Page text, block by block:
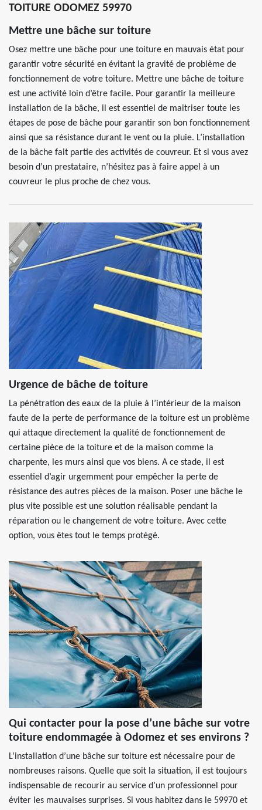
TOITURE ODOMEZ 59970
Mettre une bâche sur toiture
Osez mettre une bâche pour une toiture en mauvais état pour
garantir votre sécurité en évitant la gravité de problème de
fonctionnement de votre toiture. Mettre une bâche de toiture
est une activité loin d’être facile. Pour garantir la meilleure
installation de la bâche, il est essentiel de maitriser toute les
étapes de pose de bâche pour garantir son bon fonctionnement
ainsi que sa résistance durant le vent ou la pluie. L’installation
de la bâche fait partie des activités de couvreur. Et si vous avez
besoin d’un prestataire, n’hésitez pas à faire appel à un
couvreur le plus proche de chez vous.
Urgence de bâche de toiture
La pénétration des eaux de la pluie à l’intérieur de la maison
faute de la perte de performance de la toiture est un problème
qui attaque directement la qualité de fonctionnement de
certaine pièce de la toiture et de la maison comme la
charpente, les murs ainsi que vos biens. A ce stade, il est
essentiel d’agir urgemment pour empêcher la perte de
résistance des autres pièces de la maison. Poser une bâche le
plus vite possible est une solution réalisable pendant la
réparation ou le changement de votre toiture. Avec cette
option, vous êtes tout le temps protégé.
Qui contacter pour la pose d’une bâche sur votre
toiture endommagée à Odomez et ses environs ?
L’installation d’une bâche sur toiture est nécessaire pour de
nombreuses raisons. Quelle que soit la situation, il est toujours
indispensable de recourir au service d’un professionnel pour
éviter les mauvaises surprises. Si vous habitez dans le 59970 et